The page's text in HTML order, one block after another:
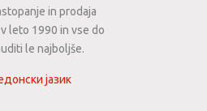
in prodaja
leto 1990 in vse do
le najboljše.
јазик